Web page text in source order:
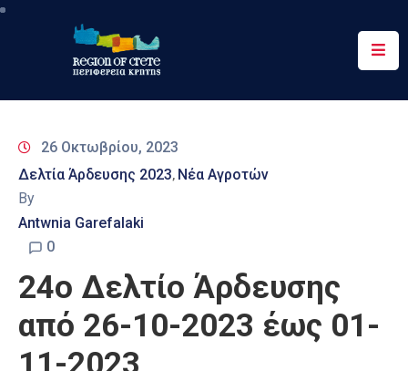
Περιφέρεια
&
Δράσεις
Ψηφιακές
Επικοινωνία
26 Οκτωβρίου, 2023
Δελτία Άρδευσης 2023‚ Νέα Αγροτών
By
Antwnia Garefalaki
0
24o Δελτίο Άρδευσης
από 26-10-2023 έως 01-